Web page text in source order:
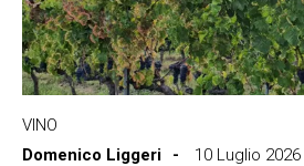
VINO
Domenico Liggeri
10 Luglio 2026